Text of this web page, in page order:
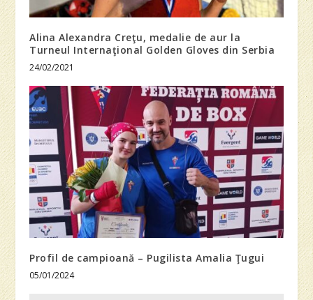
Alina Alexandra Creţu, medalie de aur la
Turneul Internaţional Golden Gloves din Serbia
24/02/2021
Profil de campioană – Pugilista Amalia Ţugui
05/01/2024